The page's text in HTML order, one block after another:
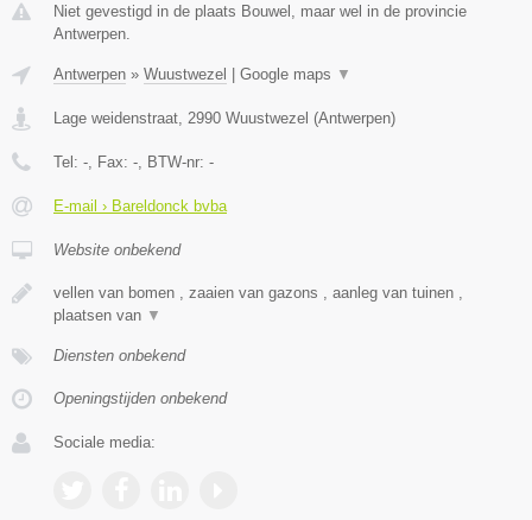
Niet gevestigd in de plaats Bouwel, maar wel in de provincie
Antwerpen.
Antwerpen » Wuustwezel Google maps ▼
Lage weidenstraat 2990 Wuustwezel (Antwerpen)
Tel: - , Fax: - , BTW-nr: -
E-mail › Bareldonck bvba
Website onbekend
vellen van bomen , zaaien van gazons , aanleg van tuinen ,
plaatsen van ▼
Diensten onbekend
Openingstijden onbekend
Sociale media: